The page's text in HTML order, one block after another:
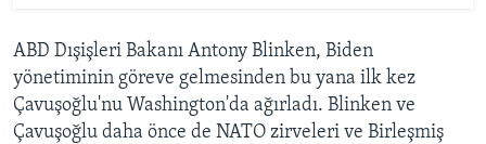
ABD Dışişleri Bakanı Antony Blinken, Biden
yönetiminin göreve gelmesinden bu yana ilk kez
Çavuşoğlu'nu Washington'da ağırladı. Blinken ve
Çavuşoğlu daha önce de NATO zirveleri ve Birleşmiş